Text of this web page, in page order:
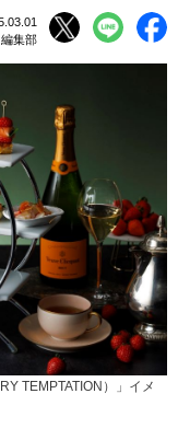
編集部
TEMPTATION）」イメ